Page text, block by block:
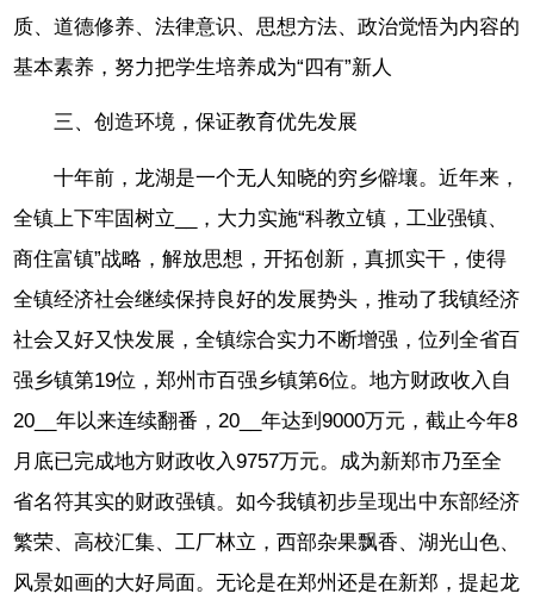
质、道德修养、法律意识、思想方法、政治觉悟为内容的
基本素养，努力把学生培养成为“四有”新人
三、创造环境，保证教育优先发展
十年前，龙湖是一个无人知晓的穷乡僻壤。近年来，
全镇上下牢固树立__，大力实施“科教立镇，工业强镇、
商住富镇”战略，解放思想，开拓创新，真抓实干，使得
全镇经济社会继续保持良好的发展势头，推动了我镇经济
社会又好又快发展，全镇综合实力不断增强，位列全省百
强乡镇第19位，郑州市百强乡镇第6位。地方财政收入自
20__年以来连续翻番，20__年达到9000万元，截止今年8
月底已完成地方财政收入9757万元。成为新郑市乃至全
省名符其实的财政强镇。如今我镇初步呈现出中东部经济
繁荣、高校汇集、工厂林立，西部杂果飘香、湖光山色、
风景如画的大好局面。无论是在郑州还是在新郑，提起龙